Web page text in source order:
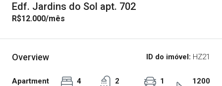
Edf. Jardins do Sol apt. 702
R$12.000/mês
Overview ID do imóvel: HZ21
Apartment
4
2
1
1200